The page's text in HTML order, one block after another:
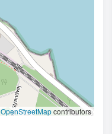
OpenStreetMapcontributors